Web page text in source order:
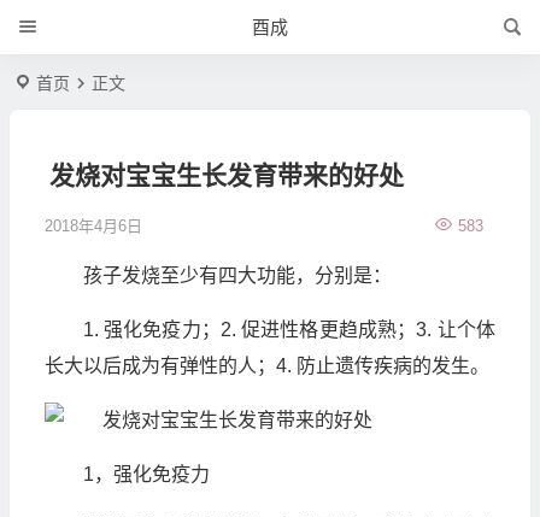
酉成
首页 正文
发烧对宝宝生长发育带来的好处
2018年4月6日 583
孩子发烧至少有四大功能，分别是：
1. 强化免疫力；2. 促进性格更趋成熟；3. 让个体
长大以后成为有弹性的人；4. 防止遗传疾病的发生。
1，强化免疫力